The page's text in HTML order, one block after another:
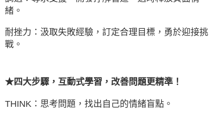
緒。
耐挫力：汲取失敗經驗，訂定合理目標，勇於迎接挑
戰。
★四大步驟，互動式學習，改善問題更精準！
THINK：思考問題，找出自己的情緒盲點。